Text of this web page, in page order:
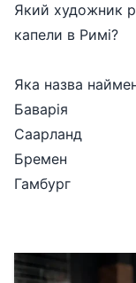
Який художник
капели в Римі?
Яка назва
Баварія
Саарланд
Бремен
Гамбург